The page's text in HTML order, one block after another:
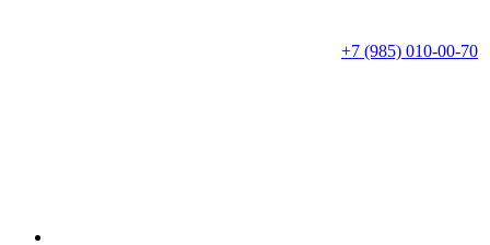
+7 (985) 010-00-70